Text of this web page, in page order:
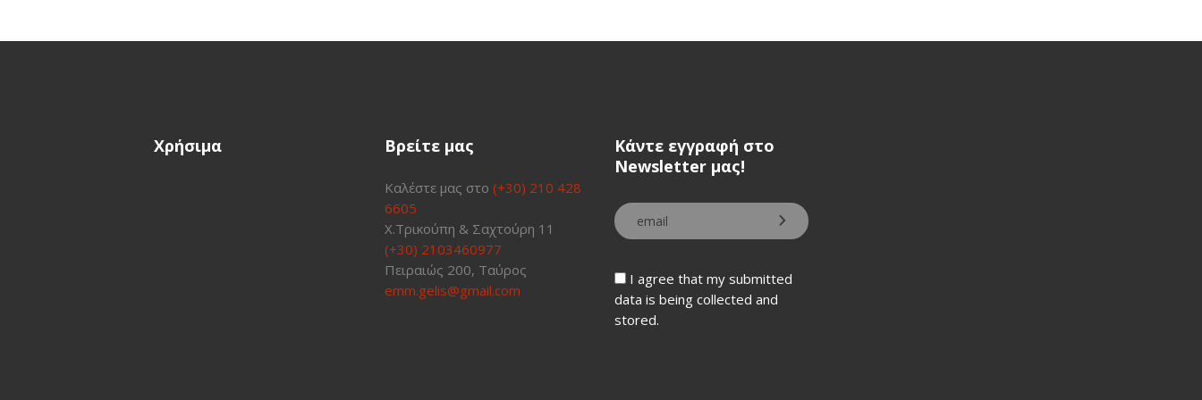
Χρήσιμα Βρείτε μας
Καλέστε μας στο (+30) 210 428
6605
Χ.Τρικούπη & Σαχτούρη 11
(+30) 2103460977
Πειραιώς 200, Ταύρος
emm.gelis@gmail.com
Κάντε εγγραφή στο
Newsletter μας!
I agree that my submitted
data is being collected and
stored.